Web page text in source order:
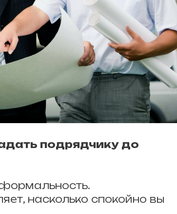
подрядчику до
насколько спокойно вы